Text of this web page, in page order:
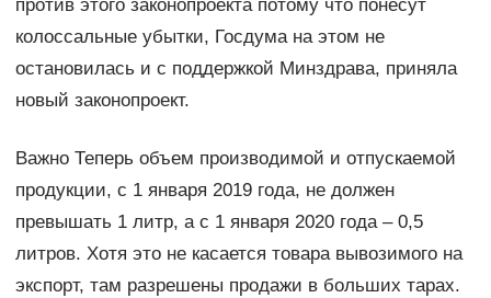
против этого законопроекта потому что понесут
колоссальные убытки, Госдума на этом не
остановилась и с поддержкой Минздрава, приняла
новый законопроект.
Важно Теперь объем производимой и отпускаемой
продукции, с 1 января 2019 года, не должен
превышать 1 литр, а с 1 января 2020 года – 0,5
литров. Хотя это не касается товара вывозимого на
экспорт, там разрешены продажи в больших тарах.